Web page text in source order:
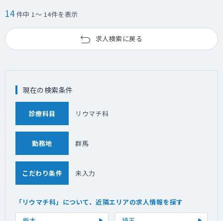
14件中 1～ 14件を表示
求人検索に戻る
現在の検索条件
診療科目 リウマチ科
勤務地 群馬
こだわり条件 未入力
「リウマチ科」について、近隣エリアの求人情報を探す